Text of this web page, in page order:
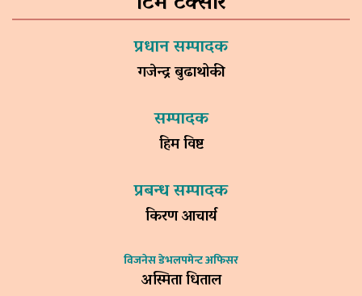
प्रधान सम्पादक
गजेन्द्र बुढाथोकी
सम्पादक
हिम विष्ट
प्रबन्ध सम्पादक
किरण आचार्य
विजनेस डेभलपमेन्ट अफिसर
अस्मिता धिताल